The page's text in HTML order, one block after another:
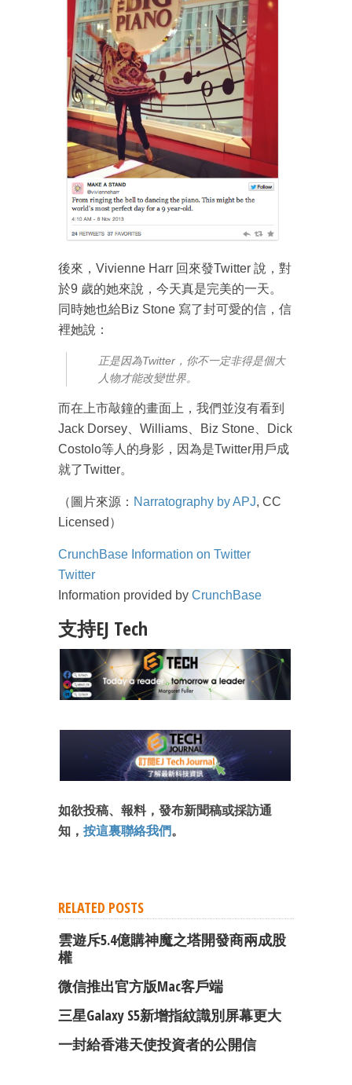
後來，Vivienne Harr 回來發Twitter 說，對
於9 歲的她來說，今天真是完美的一天。
同時她也給Biz Stone 寫了封可愛的信，信
裡她說：
正是因為Twitter，你不一定非得是個大
人物才能改變世界。
而在上市敲鐘的畫面上，我們並沒有看到
Jack Dorsey、Williams、Biz Stone、Dick
Costolo等人的身影，因為是Twitter用戶成
就了Twitter。
（圖片來源： Narratography by APJ, CC
Licensed）
CrunchBase Information on Twitter
Twitter
Information provided by CrunchBase
支持EJ Tech
如欲投稿、報料，發布新聞稿或採訪通
知， 按這裏聯絡我們。
RELATED POSTS
雲遊斥5.4億購神魔之塔開發商兩成股
權
微信推出官方版Mac客戶端
三星Galaxy S5新增指紋識別屏幕更大
一封給香港天使投資者的公開信
成為 EJ Tech 會員